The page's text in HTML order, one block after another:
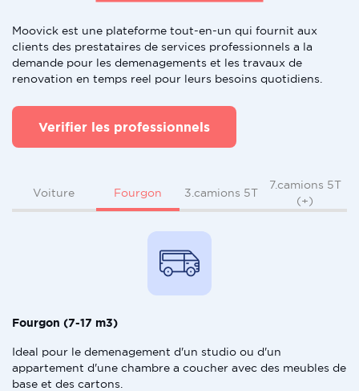
Moovick est une plateforme tout-en-un qui fournit aux
clients des prestataires de services professionnels a la
demande pour les demenagements et les travaux de
renovation en temps reel pour leurs besoins quotidiens.
Verifier les professionnels
Voiture Fourgon 3.camions 5T
7.camions 5T
(+)
Fourgon (7-17 m3)
Ideal pour le demenagement d'un studio ou d'un
appartement d'une chambre a coucher avec des meubles de
base et des cartons.